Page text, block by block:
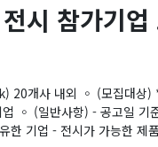
시 참가기
20개사 내외 ◦ (모집대상
◦ (일반사항) - 공고일 기
한 기업 - 전시가 가능한 제